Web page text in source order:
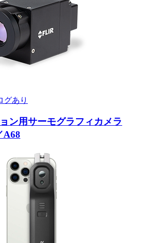
ン用サーモグラフィカメラ
A68